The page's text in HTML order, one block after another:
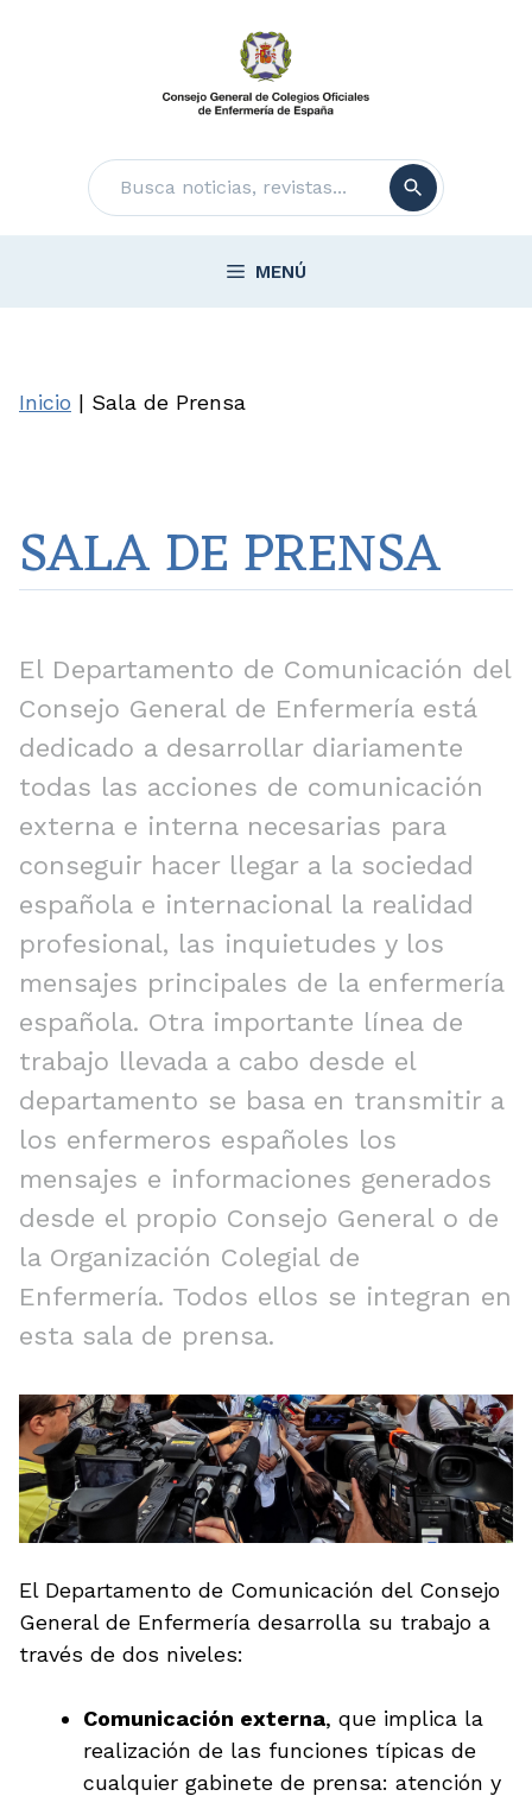
Buscar
MENÚ
Inicio | Sala de Prensa
SALA DE PRENSA
El Departamento de Comunicación del
Consejo General de Enfermería está
dedicado a desarrollar diariamente
todas las acciones de comunicación
externa e interna necesarias para
conseguir hacer llegar a la sociedad
española e internacional la realidad
profesional, las inquietudes y los
mensajes principales de la enfermería
española. Otra importante línea de
trabajo llevada a cabo desde el
departamento se basa en transmitir a
los enfermeros españoles los
mensajes e informaciones generados
desde el propio Consejo General o de
la Organización Colegial de
Enfermería. Todos ellos se integran en
esta sala de prensa.
El Departamento de Comunicación del Consejo
General de Enfermería desarrolla su trabajo a
través de dos niveles:
Comunicación externa, que implica la
realización de las funciones típicas de
cualquier gabinete de prensa: atención y